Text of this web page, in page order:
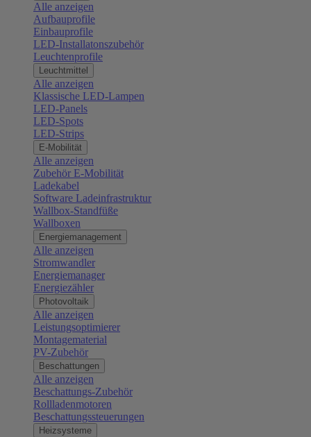
Alle anzeigen
Aufbauprofile
Einbauprofile
LED-Installatonszubehör
Leuchtenprofile
Leuchtmittel
Alle anzeigen
Klassische LED-Lampen
LED-Panels
LED-Spots
LED-Strips
E-Mobilität
Alle anzeigen
Zubehör E-Mobilität
Ladekabel
Software Ladeinfrastruktur
Wallbox-Standfüße
Wallboxen
Energiemanagement
Alle anzeigen
Stromwandler
Energiemanager
Energiezähler
Photovoltaik
Alle anzeigen
Leistungsoptimierer
Montagematerial
PV-Zubehör
Beschattungen
Alle anzeigen
Beschattungs-Zubehör
Rollladenmotoren
Beschattungssteuerungen
Heizsysteme